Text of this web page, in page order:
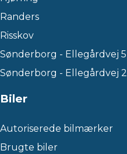
Randers
Risskov
Sønderborg - Ellegårdvej 5
Sønderborg - Ellegårdvej 2
Biler
Autoriserede bilmærker
Brugte biler